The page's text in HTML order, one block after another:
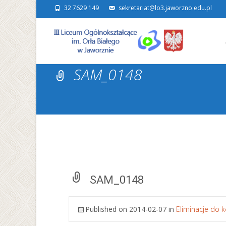
32 7629 149 sekretariat@lo3.jaworzno.edu.pl
SAM_0148
SAM_0148
Published on 2014-02-07 in Eliminacje do